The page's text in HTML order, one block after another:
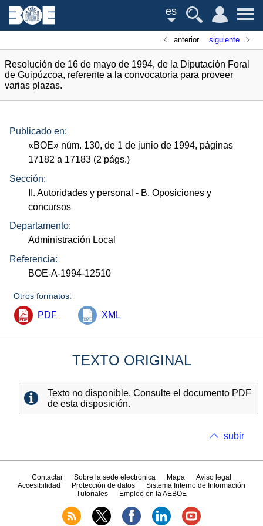
es
anterior siguiente
Resolución de 16 de mayo de 1994, de la Diputación Foral
de Guipúzcoa, referente a la convocatoria para proveer
varias plazas.
Publicado en:
«BOE» núm. 130, de 1 de junio de 1994, páginas
17182 a 17183 (2 págs.)
Sección:
II. Autoridades y personal - B. Oposiciones y
concursos
Departamento:
Administración Local
Referencia:
BOE-A-1994-12510
Otros formatos:
PDF XML
TEXTO ORIGINAL
Texto no disponible. Consulte el documento PDF
de esta disposición.
subir
Contactar Sobre la sede electrónica Mapa
Aviso legal
Accesibilidad
Protección de datos
Sistema Interno de Información
Tutoriales
Empleo en la AEBOE